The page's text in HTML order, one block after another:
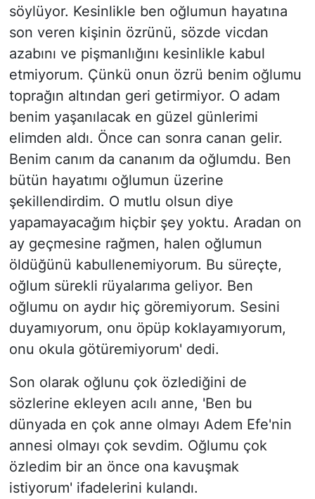
söylüyor. Kesinlikle ben oğlumun hayatına
son veren kişinin özrünü, sözde vicdan
azabını ve pişmanlığını kesinlikle kabul
etmiyorum. Çünkü onun özrü benim oğlumu
toprağın altından geri getirmiyor. O adam
benim yaşanılacak en güzel günlerimi
elimden aldı. Önce can sonra canan gelir.
Benim canım da cananım da oğlumdu. Ben
bütün hayatımı oğlumun üzerine
şekillendirdim. O mutlu olsun diye
yapamayacağım hiçbir şey yoktu. Aradan on
ay geçmesine rağmen, halen oğlumun
öldüğünü kabullenemiyorum. Bu süreçte,
oğlum sürekli rüyalarıma geliyor. Ben
oğlumu on aydır hiç göremiyorum. Sesini
duyamıyorum, onu öpüp koklayamıyorum,
onu okula götüremiyorum' dedi.
Son olarak oğlunu çok özlediğini de
sözlerine ekleyen acılı anne, 'Ben bu
dünyada en çok anne olmayı Adem Efe'nin
annesi olmayı çok sevdim. Oğlumu çok
özledim bir an önce ona kavuşmak
istiyorum' ifadelerini kulandı.